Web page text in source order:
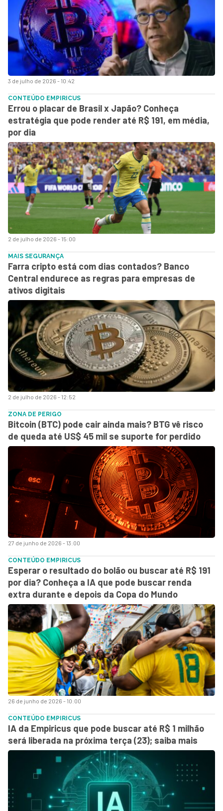
3 de julho de 2026 - 10:42
2 de julho de 2026 - 15:00
CONTEÚDO EMPIRICUS
Errou o placar de Brasil x Japão? Conheça
estratégia que pode render até R$ 191, em média,
por dia
2 de julho de 2026 - 12:52
MAIS SEGURANÇA
Farra cripto está com dias contados? Banco
Central endurece as regras para empresas de
ativos digitais
27 de junho de 2026 - 13:00
ZONA DE PERIGO
Bitcoin (BTC) pode cair ainda mais? BTG vê risco
de queda até US$ 45 mil se suporte for perdido
26 de junho de 2026 - 10:00
CONTEÚDO EMPIRICUS
Esperar o resultado do bolão ou buscar até R$ 191
por dia? Conheça a IA que pode buscar renda
extra durante e depois da Copa do Mundo
CONTEÚDO EMPIRICUS
IA da Empiricus que pode buscar até R$ 1 milhão
será liberada na próxima terça (23); saiba mais